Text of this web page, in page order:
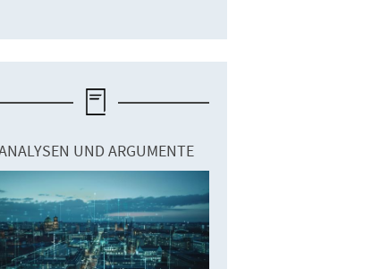
(Leipzig), Stefan Kelnberger (DIN e.V.), Dr. Nicole Schubbe
UND ARGUMENTE